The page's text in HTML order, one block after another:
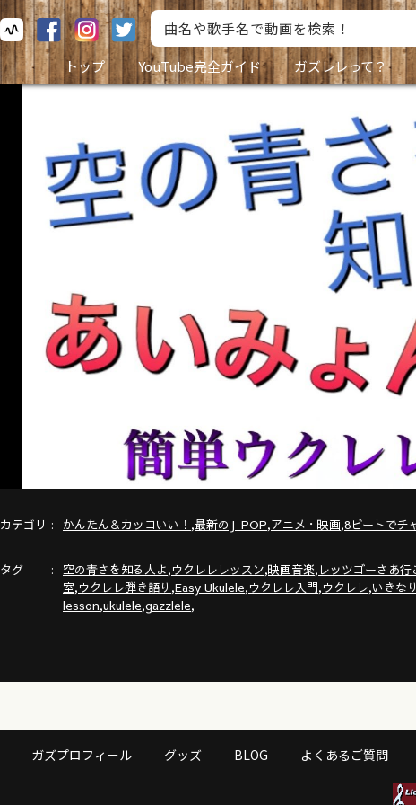
トップ
YouTube完全ガイド ガズレレって？
カテゴリ かんたん＆カッコいい！ ,最新のJ-POP,アニメ・映画,8ビートでチ
タグ 空の青さを知る人よ,ウクレレレッスン,映画音楽, レッツゴーさあ行
室,ウクレレ弾き語り ,Easy Ukulele,ウクレレ入門,ウクレレ,いきな
lesson,ukulele,gazzlele,
ガズプロフィール グッズ BLOG よくあるご質問